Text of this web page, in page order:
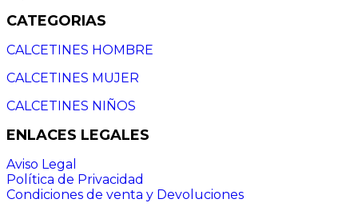
CATEGORIAS
CALCETINES HOMBRE
CALCETINES MUJER
CALCETINES NIÑOS
ENLACES LEGALES
Aviso Legal
Política de Privacidad
Condiciones de venta y Devoluciones